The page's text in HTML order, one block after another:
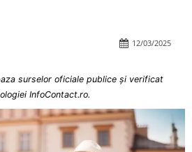
12/03/2025
surselor oficiale publice și verificat
InfoContact.ro.